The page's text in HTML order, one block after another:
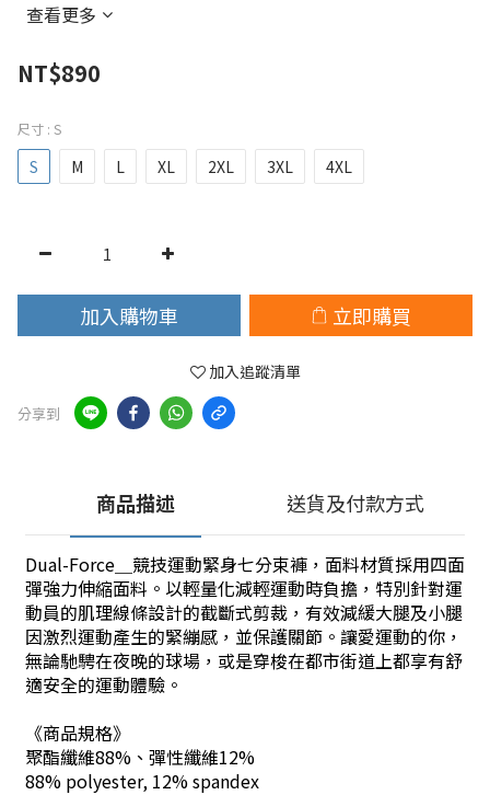
查看更多
NT$890
尺寸 : S
S M L XL 2XL 3XL 4XL
加入購物車 立即購買
加入追蹤清單
分享到
商品描述 送貨及付款方式
Dual-Force＿競技運動緊身七分束褲，面料材質採用四面
彈強力伸縮面料。以輕量化減輕運動時負擔，特別針對運
動員的肌理線條設計的截斷式剪裁，有效減緩大腿及小腿
因激烈運動產生的緊繃感，並保護關節。讓愛運動的你，
無論馳騁在夜晚的球場，或是穿梭在都市街道上都享有舒
適安全的運動體驗。
《商品規格》
聚酯纖維88%、彈性纖維12%
88% polyester, 12% spandex